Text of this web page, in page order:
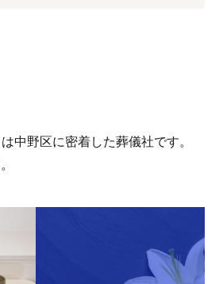
中野区に密着した葬儀社です。